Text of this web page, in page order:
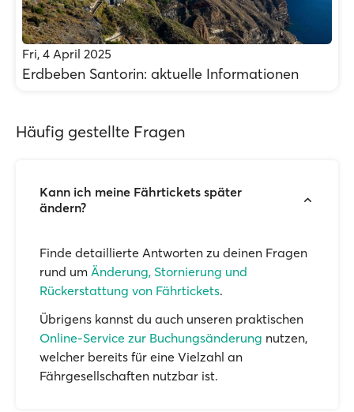
Fri, 4 April 2025
Erdbeben Santorin: aktuelle Informationen
Häufig gestellte Fragen
Kann ich meine Fährtickets später
ändern?
Finde detaillierte Antworten zu deinen Fragen
rund um Änderung, Stornierung und
Rückerstattung von Fährtickets.
Übrigens kannst du auch unseren praktischen
Online-Service zur Buchungsänderung nutzen,
welcher bereits für eine Vielzahl an
Fährgesellschaften nutzbar ist.